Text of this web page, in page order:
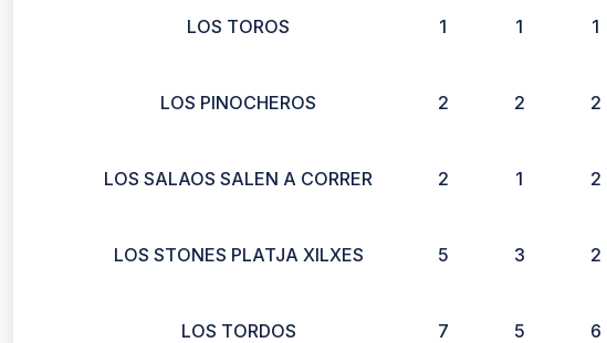
LOS TOROS 1 1 1
LOS PINOCHEROS 2 2 2
LOS SALAOS SALEN A CORRER 2 1 2
LOS STONES PLATJA XILXES 5 3 2
LOS TORDOS 7 5 6